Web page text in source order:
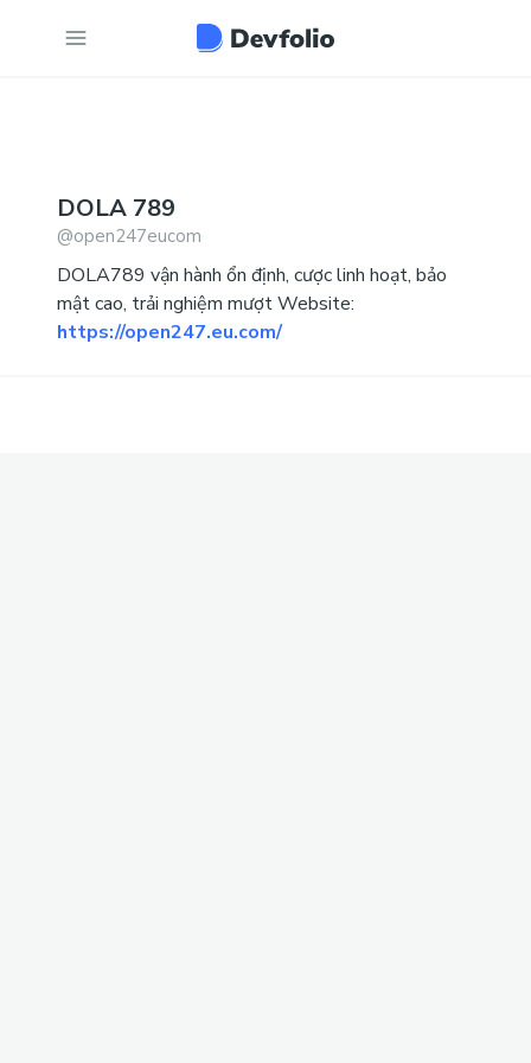
DOLA 789
@open247eucom
DOLA789 vận hành ổn định, cược linh hoạt, bảo
mật cao, trải nghiệm mượt Website:
https://open247.eu.com/